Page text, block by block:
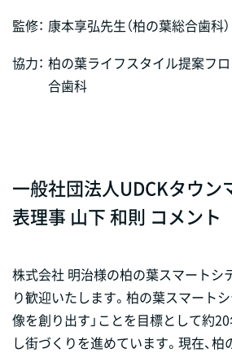
監修： 康本享弘先生（柏の葉総合歯科）
協力： 柏の葉ライフスタイル提案フ
合歯科
一般社団法人UDCKタウン
表理事 山下 和則 コメント
株式会社 明治様の柏の葉スマートシ
り歓迎いたします。柏の葉スマート
像を創り出す」ことを目標として約
し街づくりを進めています。現在、